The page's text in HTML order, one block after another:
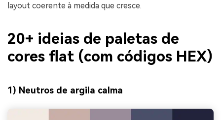
layout coerente à medida que cresce.
20+ ideias de paletas de
cores flat (com códigos HEX)
1) Neutros de argila calma